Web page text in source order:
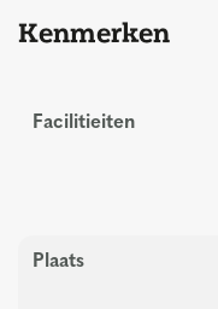
Kenmerken
Facilitieiten
Plaats